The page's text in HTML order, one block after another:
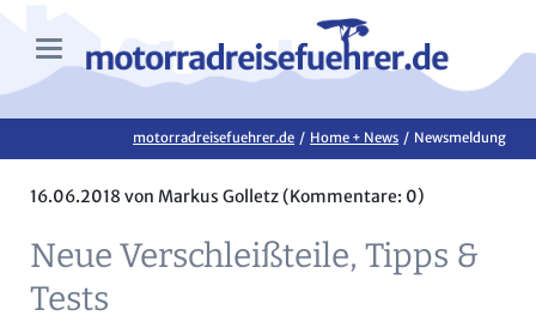
motorradreisefuehrer.de Home + News Newsmeldung
16.06.2018 von Markus Golletz (Kommentare: 0)
Neue Verschleißteile, Tipps &
Tests